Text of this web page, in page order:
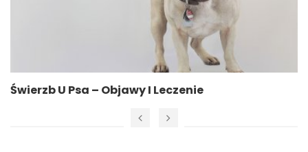
Świerzb U Psa – Objawy I Leczenie